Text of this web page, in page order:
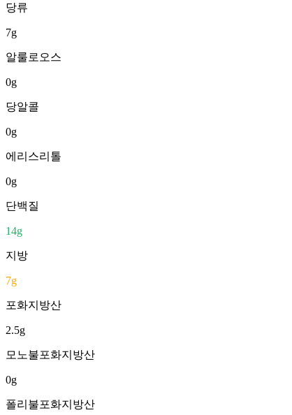
당류
7g
알룰로오스
0g
당알콜
0g
에리스리톨
0g
단백질
14g
지방
7g
포화지방산
2.5g
모노불포화지방산
0g
폴리불포화지방산